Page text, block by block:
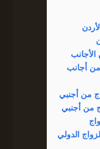
من أجانب
من أجنبي
من أجنبي
الدولي